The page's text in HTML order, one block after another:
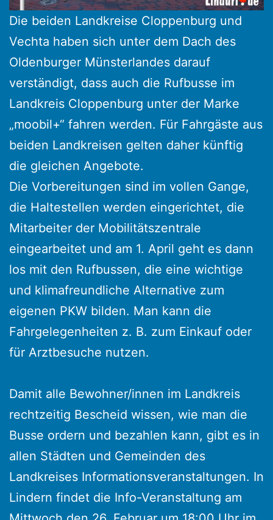
Die beiden Landkreise Cloppenburg und
Vechta haben sich unter dem Dach des
Oldenburger Münsterlandes darauf
verständigt, dass auch die Rufbusse im
Landkreis Cloppenburg unter der Marke
„moobil+“ fahren werden. Für Fahrgäste aus
beiden Landkreisen gelten daher künftig
die gleichen Angebote.
Die Vorbereitungen sind im vollen Gange,
die Haltestellen werden eingerichtet, die
Mitarbeiter der Mobilitätszentrale
eingearbeitet und am 1. April geht es dann
los mit den Rufbussen, die eine wichtige
und klimafreundliche Alternative zum
eigenen PKW bilden. Man kann die
Fahrgelegenheiten z. B. zum Einkauf oder
für Arztbesuche nutzen.
Damit alle Bewohner/innen im Landkreis
rechtzeitig Bescheid wissen, wie man die
Busse ordern und bezahlen kann, gibt es in
allen Städten und Gemeinden des
Landkreises Informationsveranstaltungen. In
Lindern findet die Info-Veranstaltung am